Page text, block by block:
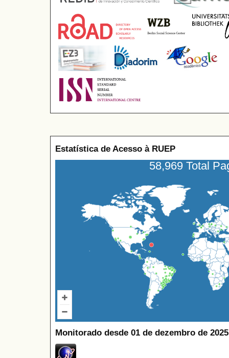
Estatística de Acesso à RUEP
58,969 Total
Monitorado desde 01 de dezembro de